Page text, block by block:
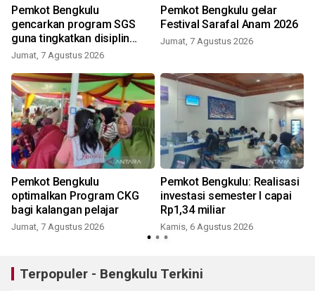
Pemkot Bengkulu
gencarkan program SGS
guna tingkatkan disiplin
pelajar
Jumat, 7 Agustus 2026
Pemkot Bengkulu gelar
Festival Sarafal Anam 2026
Jumat, 7 Agustus 2026
Pemkot Bengkulu
optimalkan Program CKG
bagi kalangan pelajar
Jumat, 7 Agustus 2026
Pemkot Bengkulu: Realisasi
investasi semester I capai
Rp1,34 miliar
Kamis, 6 Agustus 2026
Terpopuler - Bengkulu Terkini